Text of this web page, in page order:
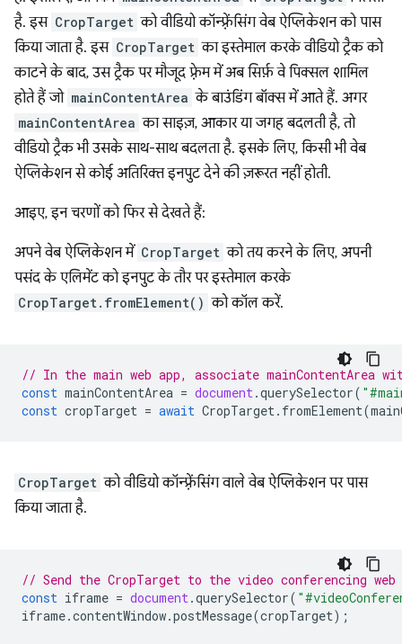
है. इस CropTarget को वीडियो कॉन्फ़्रेंसिंग वेब ऐप्लिकेशन को पास
किया जाता है. इस CropTarget का इस्तेमाल करके वीडियो ट्रैक को
काटने के बाद, उस ट्रैक पर मौजूद फ़्रेम में अब सिर्फ़ वे पिक्सल शामिल
होते हैं जो mainContentArea के बाउंडिंग बॉक्स में आते हैं. अगर
mainContentArea का साइज़, आकार या जगह बदलती है, तो
वीडियो ट्रैक भी उसके साथ-साथ बदलता है. इसके लिए, किसी भी वेब
ऐप्लिकेशन से कोई अतिरिक्त इनपुट देने की ज़रूरत नहीं होती.
आइए, इन चरणों को फिर से देखते हैं:
अपने वेब ऐप्लिकेशन में CropTarget को तय करने के लिए, अपनी
पसंद के एलिमेंट को इनपुट के तौर पर इस्तेमाल करके
CropTarget.fromElement() को कॉल करें.
// In the main web app, associate mainContentArea
const mainContentArea = document .querySelector(
const cropTarget = await CropTarget . fromElement(
CropTarget को वीडियो कॉन्फ़्रेंसिंग वाले वेब ऐप्लिकेशन पर पास
किया जाता है.
// Send the CropTarget to the video conferencing web
const iframe = document .querySelector(
iframe.contentWindow.postMessage(cropTarget);